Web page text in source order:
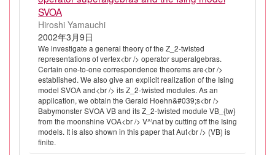
SVOA
Hiroshi Yamauchi
2002年3月9日
We investigate a general theory of the Z_2-twisted
representations of vertex<br /> operator superalgebras.
Certain one-to-one correspondence theorems are<br />
established. We also give an explicit realization of the Ising
model SVOA and<br /> its Z_2-twisted modules. As an
application, we obtain the Gerald Hoehn&#039;s<br />
Babymonster SVOA VB and its Z_2-twisted module VB_{tw}
from the moonshine VOA<br /> V^\nat by cutting off the Ising
models. It is also shown in this paper that Aut<br /> (VB) is
finite.